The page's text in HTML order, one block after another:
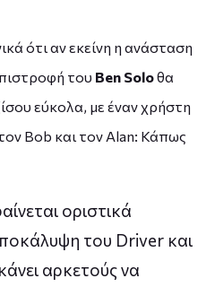
ότι αν εκείνη η ανάσταση
του Ben Soloθα
εύκολα, με έναν χρήστη
Bob και τον Alan: Κάπως
οριστικά
του Driver και
αρκετούς να